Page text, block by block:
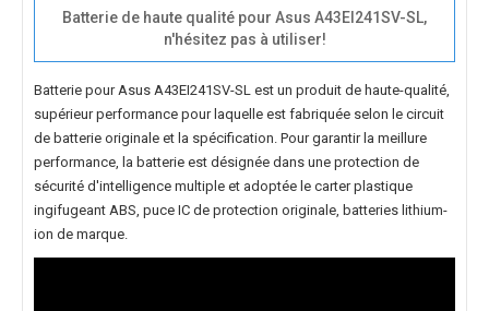
Batterie de haute qualité pour Asus A43EI241SV-SL,
n'hésitez pas à utiliser!
Batterie pour Asus A43EI241SV-SL est un produit de haute-qualité,
supérieur performance pour laquelle est fabriquée selon le circuit
de batterie originale et la spécification. Pour garantir la meillure
performance, la batterie est désignée dans une protection de
sécurité d'intelligence multiple et adoptée le carter plastique
ingifugeant ABS, puce IC de protection originale, batteries lithium-
ion de marque.